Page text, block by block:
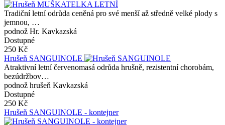
Tradiční letní odrůda ceněná pro své menší až středně velké plody s
jemnou, …
podnož Hr. Kavkazská
Dostupné
250 Kč
Hrušeň SANGUINOLE
Atraktivní letní červenomasá odrůda hrušně, rezistentní chorobám,
bezúdržbov…
podnož hrušeň Kavkazská
Dostupné
250 Kč
Hrušeň SANGUINOLE - kontejner